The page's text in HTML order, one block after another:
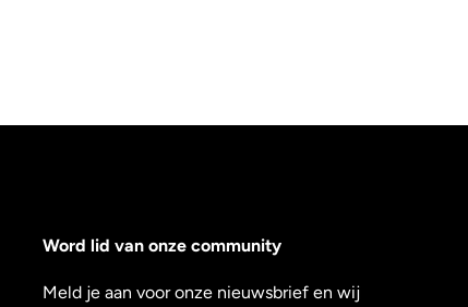
Word lid van onze community
Meld je aan voor onze nieuwsbrief en wij